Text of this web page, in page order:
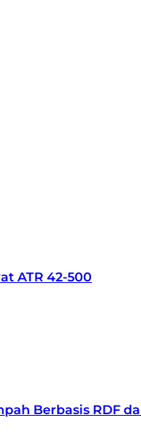
ATR 42-500
Berbasis RDF